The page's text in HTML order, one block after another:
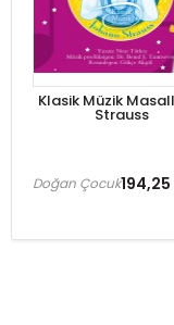
Klasik Müzik
Strauss
194,25
Doğan Çocuk